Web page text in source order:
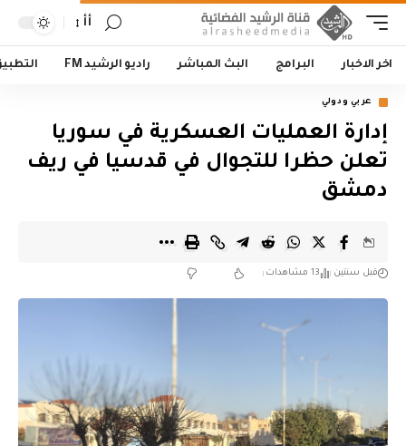
أأ
اخر الاخبار البرامج البث المباشر راديو الرشيد FM
عربي ودولي
إدارة العمليات العسكرية في سوريا
تعلن حظرا للتجوال في قدسيا في ريف
دمشق
قبل سنتين 13 مشاهدات